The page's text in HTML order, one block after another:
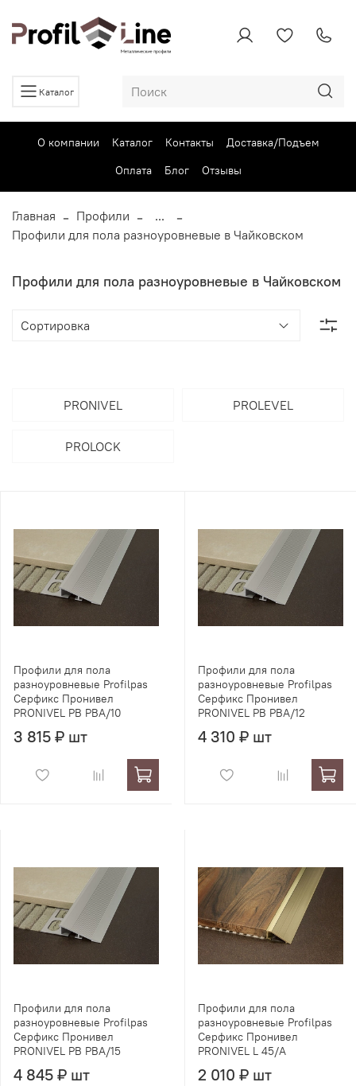
Каталог
О компании Каталог Контакты
Доставка/Подъем
Оплата
Блог Отзывы
Главная Профили
...
Профили для пола разноуровневые в Чайковском
Профили для пола разноуровневые в Чайковском
PRONIVEL PROLEVEL
PROLOCK
Профили для пола
разноуровневые Profilpas
Серфикс Пронивел
PRONIVEL PB PBA/10
3 815 ₽ шт
Профили для пола
разноуровневые Profilpas
Серфикс Пронивел
PRONIVEL PB PBA/12
4 310 ₽ шт
Профили для пола
разноуровневые Profilpas
Серфикс Пронивел
PRONIVEL PB PBA/15
4 845 ₽ шт
Профили для пола
разноуровневые Profilpas
Серфикс Пронивел
PRONIVEL L 45/A
2 010 ₽ шт